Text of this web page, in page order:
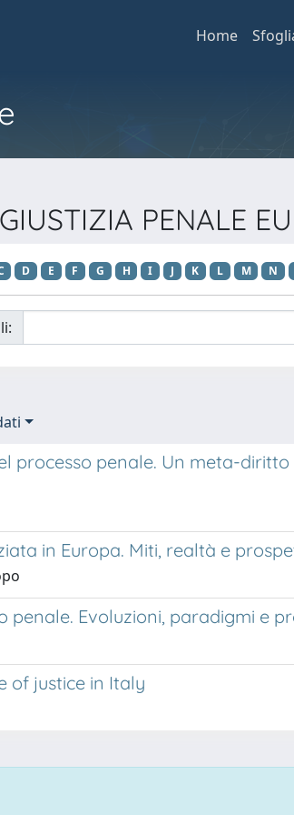
Home
PENALE
D E F G H I J K L M N
processo penale. Un meta-
in Europa. Miti, realtà e
penale. Evoluzioni, paradigmi e
of justice in Italy